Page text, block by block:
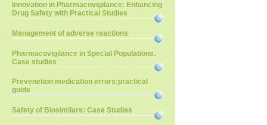
Innovation in Pharmacovigilance: Enhancing
Drug Safety with Practical Studies
Management of adverse reactions
Pharmacovigilance in Special Populations.
Case studies
Prevenetion medication errors:practical
guide
Safety of Biosimilars: Case Studies